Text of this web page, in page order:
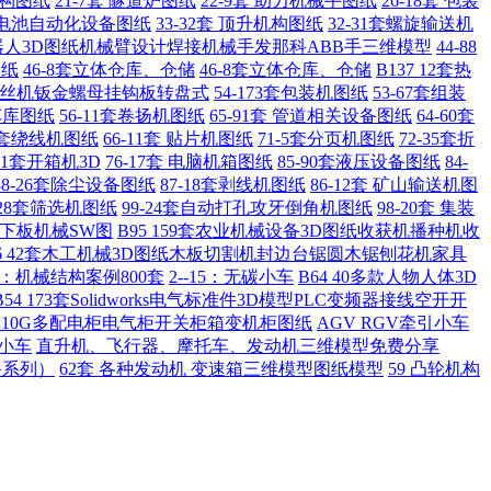
池自动化设备图纸 33-32套 顶升机构图纸 32-31套螺旋输送机
人3D图纸机械臂设计焊接机械手发那科ABB手三维模型 44-88
46-8套立体仓库、仓储 46-8套立体仓库、仓储 B137 12套热
机钣金螺母挂钩板转盘式 54-173套包装机图纸 53-67套组装
图纸 56-11套卷扬机图纸 65-91套 管道相关设备图纸 64-60套
绕线机图纸 66-11套 贴片机图纸 71-5套分页机图纸 72-35套折
套开箱机3D 76-17套 电脑机箱图纸 85-90套液压设备图纸 84-
26套除尘设备图纸 87-18套剥线机图纸 86-12套 矿山输送机图
套筛选机图纸 99-24套自动打孔攻牙倒角机图纸 98-20套 集装
板机械SW图 B95 159套农业机械设备3D图纸收获机播种机收
42套木工机械3D图纸木板切割机封边台锯圆木锯刨花机家具
机械结构案例800套 2--15：无碳小车 B64 40多款人物人体3D
173套Solidworks电气标准件3D模型PLC变频器接线空开开
多配电柜电气柜开关柜箱变机柜图纸 AGV RGV牵引小车
车 直升机、飞行器、摩托车、发动机三维模型免费分享
列）
62套 各种发动机 变速箱三维模型图纸模型 59 凸轮机构